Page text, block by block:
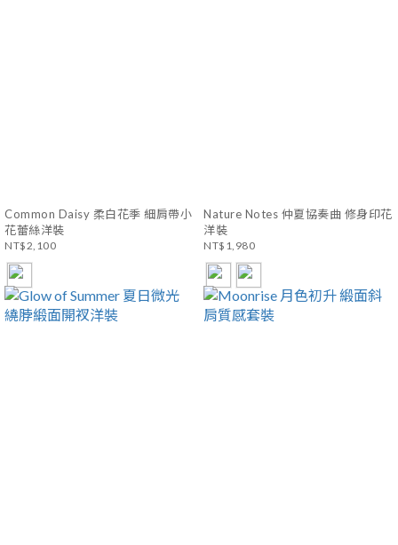
Common Daisy 柔白花季 細肩帶小
花蕾絲洋裝
NT$2,100
Nature Notes 仲夏協奏曲 修身印花
洋裝
NT$1,980